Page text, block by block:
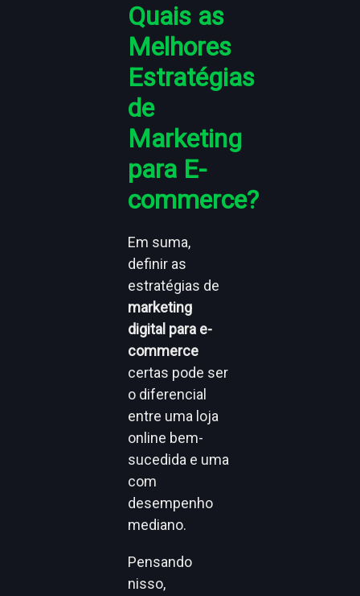
Quais as
Melhores
Estratégias
de
Marketing
para E-
commerce?
Em suma,
definir as
estratégias de
marketing
digital para e-
commerce
certas pode ser
o diferencial
entre uma loja
online bem-
sucedida e uma
com
desempenho
mediano.
Pensando
nisso,